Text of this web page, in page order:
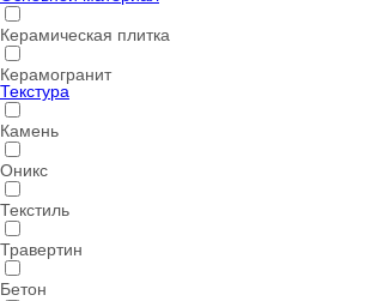
Керамическая плитка
Керамогранит
Текстура
Камень
Оникс
Текстиль
Травертин
Бетон